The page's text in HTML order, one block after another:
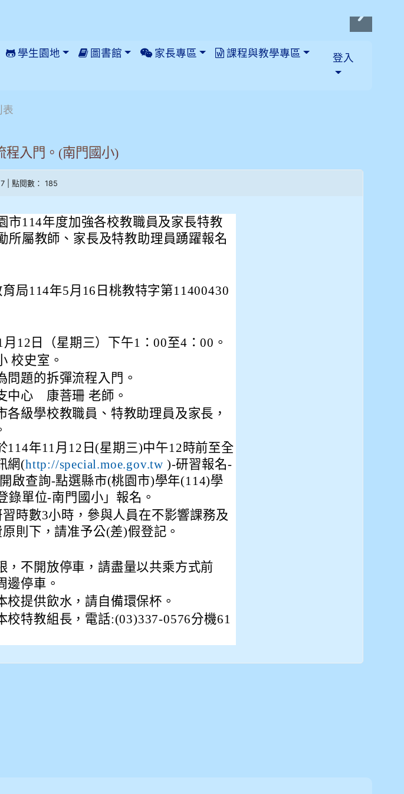
學生園地 圖書館 家長專區 課程與教學專區 登入
表
程入門。(南門國小)
| 點閱數： 185
市114年度加強各校教職員及家長特教
所屬教師、家長及特教助理員踴躍報名
局114年5月16日桃教特字第11400430
月12日（星期三）下午1：00至4：00。
校史室。
問題的拆彈流程入門。
中心 康菩珊 老師。
各級學校教職員、特教助理員及家長，
114年11月12日(星期三)中午12時前至全
網(http://special.moe.gov.tw )-研習報名-
啟查詢-點選縣市(桃園市)學年(114)學
錄單位-南門國小」報名。
時數3小時，參與人員在不影響課務及
則下，請准予公(差)假登記。
，不開放停車，請盡量以共乘方式前
邊停車。
校提供飲水，請自備環保杯。
校特教組長，電話:(03)337-0576分機61